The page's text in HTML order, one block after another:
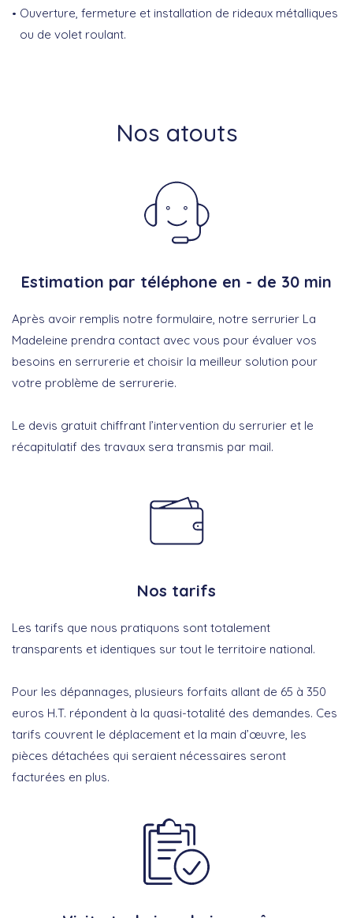
Ouverture, fermeture et installation de rideaux métalliques
ou de volet roulant.
Nos atouts
Estimation par téléphone en - de 30 min
Après avoir remplis notre formulaire, notre serrurier La
Madeleine prendra contact avec vous pour évaluer vos
besoins en serrurerie et choisir la meilleur solution pour
votre problème de serrurerie.
Le devis gratuit chiffrant l’intervention du serrurier et le
récapitulatif des travaux sera transmis par mail.
Nos tarifs
Les tarifs que nous pratiquons sont totalement
transparents et identiques sur tout le territoire national.
Pour les dépannages, plusieurs forfaits allant de 65 à 350
euros H.T. répondent à la quasi-totalité des demandes. Ces
tarifs couvrent le déplacement et la main d’œuvre, les
pièces détachées qui seraient nécessaires seront
facturées en plus.